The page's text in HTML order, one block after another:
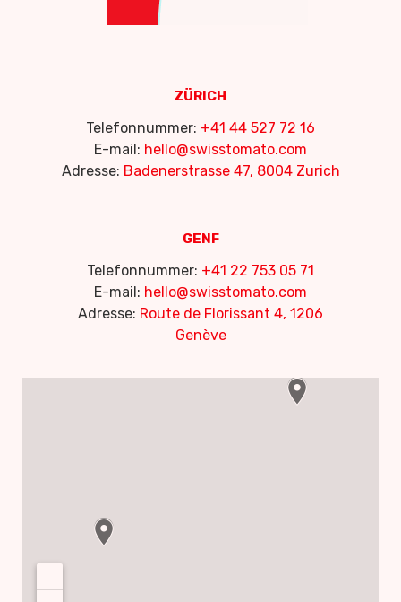
ZÜRICH
Telefonnummer: +41 44 527 72 16
E-mail: hello@swisstomato.com
Adresse: Badenerstrasse 47, 8004 Zurich
GENF
Telefonnummer: +41 22 753 05 71
E-mail: hello@swisstomato.com
Adresse: Route de Florissant 4, 1206
Genève